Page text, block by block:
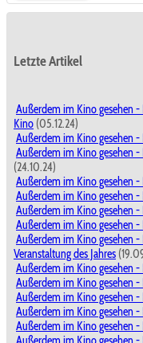
Letzte Artikel
Außerdem im Kino gesehen
Kino (05.12.24)
Außerdem im Kino gesehen -
Außerdem im Kino gesehen
(24.10.24)
Außerdem im Kino gesehen -
Außerdem im Kino gesehen -
Außerdem im Kino gesehen -
Außerdem im Kino gesehen -
Außerdem im Kino gesehen
Veranstaltung des Jahres
Außerdem im Kino gesehen -
Außerdem im Kino gesehen -
Außerdem im Kino gesehen
Außerdem im Kino gesehen -
Außerdem im Kino gesehen